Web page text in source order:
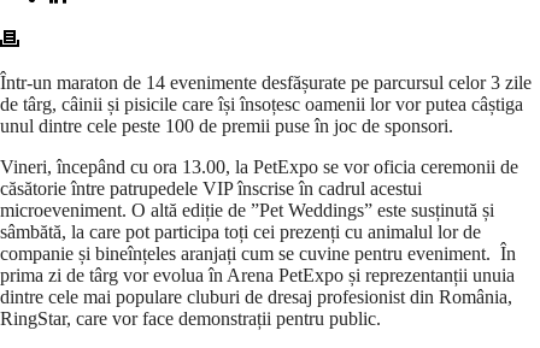
Într-un maraton de 14 evenimente desfășurate pe parcursul celor 3 zile
de târg, câinii și pisicile care își însoțesc oamenii lor vor putea câștiga
unul dintre cele peste 100 de premii puse în joc de sponsori.
Vineri, începând cu ora 13.00, la PetExpo se vor oficia ceremonii de
căsătorie între patrupedele VIP înscrise în cadrul acestui
microeveniment. O altă ediție de ”Pet Weddings” este susținută și
sâmbătă, la care pot participa toți cei prezenți cu animalul lor de
companie și bineînțeles aranjați cum se cuvine pentru eveniment. În
prima zi de târg vor evolua în Arena PetExpo și reprezentanții unuia
dintre cele mai populare cluburi de dresaj profesionist din România,
RingStar, care vor face demonstrații pentru public.